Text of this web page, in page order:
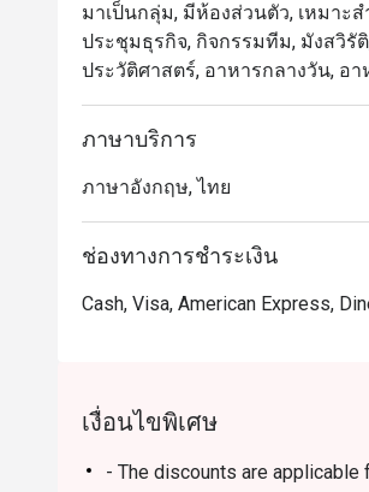
มาเป็นกลุ่ม, มีห้องส่วนตัว, เหมาะ
ประชุมธุรกิจ, กิจกรรมทีม, มังสวิรั
ประวัติศาสตร์, อาหารกลางวัน, อา
ภาษาบริการ
ภาษาอังกฤษ, ไทย
ช่องทางการชำระเงิน
Cash, Visa, American Express,
เงื่อนไขพิเศษ
- The discounts are applicable